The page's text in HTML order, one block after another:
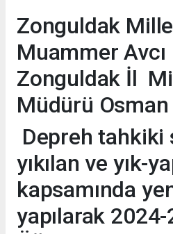
Zonguldak
Muammer
Zonguldak İl
Müdürü
Depreh tahkiki
yıkılan ve yık-
kapsamında
yapılarak